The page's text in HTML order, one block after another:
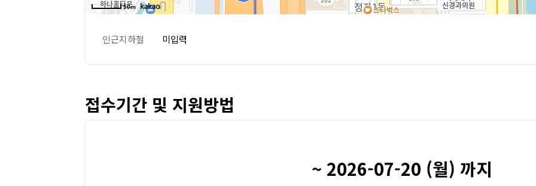
50m
인근지하철 미입력
접수기간 및 지원방법
~ 2026-07-20 (월) 까지